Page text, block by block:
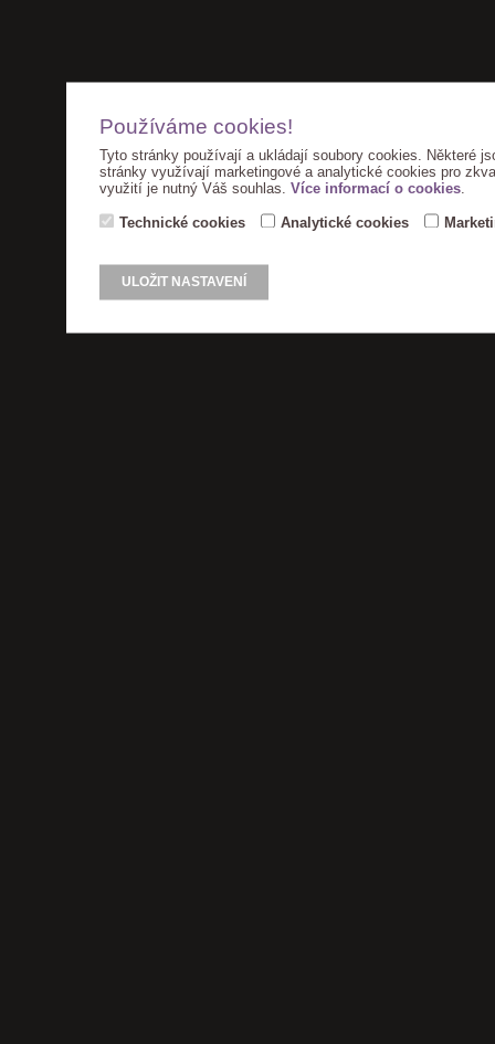
Používáme cookies!
Tyto stránky používají a ukládají soubory cookies. Některé
stránky využívají marketingové a analytické cookies pro
využití je nutný Váš souhlas. Více informací o cookies.
Technické cookies Analytické cookies
ULOŽIT NASTAVENÍ